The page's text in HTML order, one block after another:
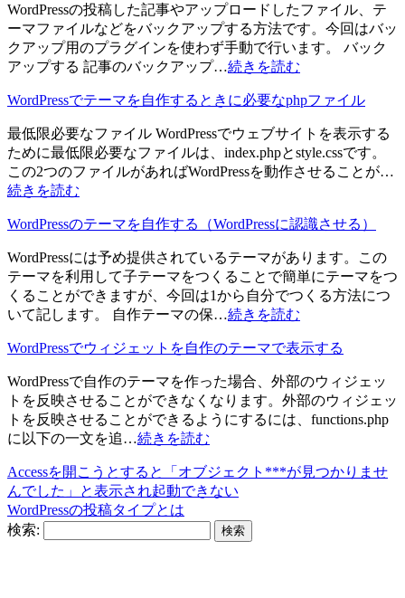
WordPressの投稿した記事やアップロードしたファイル、テ
ーマファイルなどをバックアップする方法です。今回はバッ
クアップ用のプラグインを使わず手動で行います。 バック
アップする 記事のバックアップ…続きを読む
WordPressでテーマを自作するときに必要なphpファイル
最低限必要なファイル WordPressでウェブサイトを表示する
ために最低限必要なファイルは、index.phpとstyle.cssです。
この2つのファイルがあればWordPressを動作させることが…
続きを読む
WordPressのテーマを自作する（WordPressに認識させる）
WordPressには予め提供されているテーマがあります。この
テーマを利用して子テーマをつくることで簡単にテーマをつ
くることができますが、今回は1から自分でつくる方法につ
いて記します。 自作テーマの保…続きを読む
WordPressでウィジェットを自作のテーマで表示する
WordPressで自作のテーマを作った場合、外部のウィジェッ
トを反映させることができなくなります。外部のウィジェッ
トを反映させることができるようにするには、functions.php
に以下の一文を追…続きを読む
Accessを開こうとすると「オブジェクト***が見つかりませ
んでした」と表示され起動できない
WordPressの投稿タイプとは
検索: